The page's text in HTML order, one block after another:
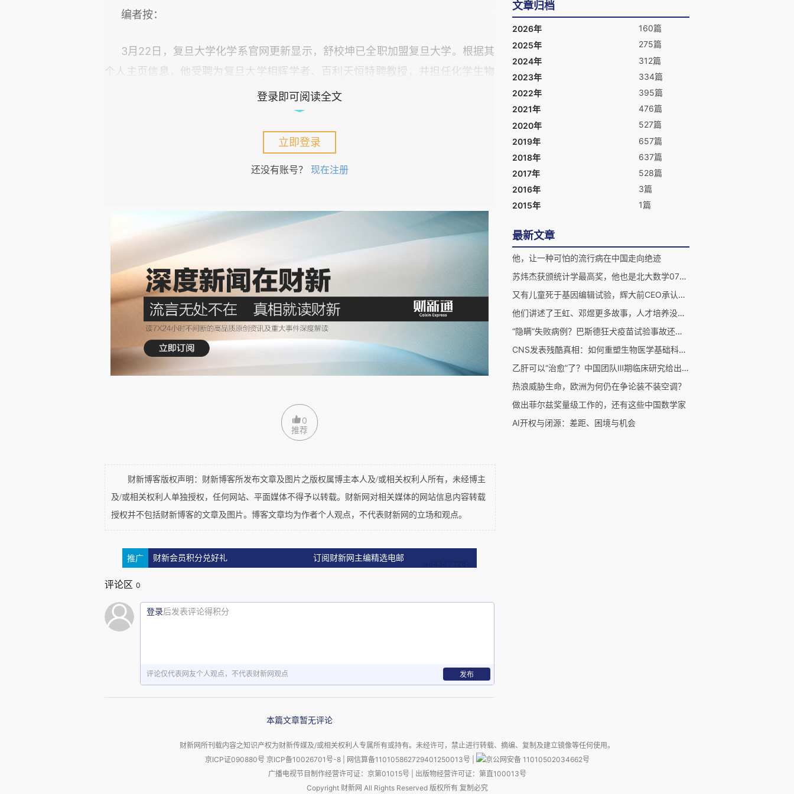
编者按：
3月22日，复旦大学化学系官网更新显示，舒校坤已全职加盟复旦大学。根据其
个人主页信息，他受聘为复旦大学相辉学者、百利天恒特聘教授，并担任化学生物
技术智能研究所 iCOBRA 创始所长。
（University of California, San Francisco，简称
终身教授的位置离开，回到复旦大学组建新的研究机构，舒校坤是近来又一
学者选择回国，也有不少外国学者全职加入中国的大学或研究机构。相比宏大的时
代叙事，《知识分子》更加关心的是：这些已经在海外成熟科研体系中建立起稳定
位置的华人科学家为何决定回到中国，外国学者为何决定来到中国？他们如何理解
中国今天的科研环境？又准备在这里继续推进怎样的研究与机构建设？
舒校坤的经历，某种程度上带有鲜明的时代印记。他是浙江奉化人，本科毕业于
四川大学理论物理专业，后来进入复旦大学攻读凝聚态物理硕士。2003年，他赴美
的实验室。钱永健因发现和改造绿色荧光蛋白
2010年，他在UCSF独立建组。在美国的十多年里，他获得终身教职，也逐渐形
成一种独特的研究路径：既开发新的生物技术工具，也同时研究疾病机制，并进一
步尝试将其推进到药物开发。他尤其关注那些传统意义上“不可成药”的靶点，希望
让物理、化学、生物、AI等不同背景的研究者长期聚在一起，用新的工具去理解生
命系统，也寻找新的药物可能。
● ● ●
登录即可阅读全文
立即登录
还没有账号？ 现在注册
0
推荐
财新博客版权声明：财新博客所发布文章及图片之版权属博主本人及/或相关权利人所有，未经博主
及/或相关权利人单独授权，任何网站、平面媒体不得予以转载。财新网对相关媒体的网站信息内容转载
授权并不包括财新博客的文章及图片。博客文章均为作者个人观点，不代表财新网的立场和观点。
推广 财新会员积分兑好礼 订阅财新网主编精选电邮
评论区 0
登录后发表评论得积分
评论仅代表网友个人观点，不代表财新网观点 发布
本篇文章暂无评论
文章归档
2026年
160篇
2025年
275篇
2024年
312篇
2023年
334篇
2022年
395篇
2021年
476篇
2020年
527篇
2019年
657篇
2018年
637篇
2017年
528篇
2016年
3篇
2015年
1篇
最新文章
他，让一种可怕的流行病在中国走向绝迹
苏炜杰获颁统计学最高奖，他也是北大数学07级校友
又有儿童死于基因编辑试验，辉大前CEO承认使用过高剂量
他们讲述了王虹、邓煜更多故事，人才培养没有固定模式
“隐瞒”失败病例？巴斯德狂犬疫苗试验事故还原｜商周专栏
CNS发表残酷真相：如何重塑生物医学基础科研的信任机制？
乙肝可以“治愈”了？中国团队Ⅲ期临床研究给出新答案
热浪威胁生命，欧洲为何仍在争论装不装空调？
做出菲尔兹奖量级工作的，还有这些中国数学家
AI开权与闭源：差距、困境与机会
财新网所刊载内容之知识产权为财新传媒及/或相关权利人专属所有或持有。未经许可，禁止进行转载、摘编、复制及建立镜像等任何使用。
京ICP证090880号 京ICP备10026701号-8 网信算备110105862729401250013号
京公网安备 11010502034662号
广播电视节目制作经营许可证：京第01015号
出版物经营许可证：第直100013号
Copyright 财新网 All Rights Reserved 版权所有 复制必究